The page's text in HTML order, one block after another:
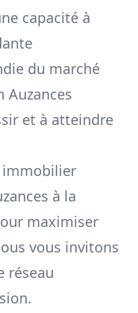
capacité à
du marché
Auzances
et à atteindre
immobilier
à la
maximiser
vous invitons
réseau